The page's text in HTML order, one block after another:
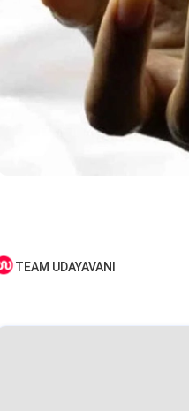
TEAM UDAYAVANI